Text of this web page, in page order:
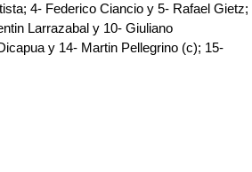
4- Federico Ciancio y 5- Rafael Gietz;
Larrazabal y 10- Giuliano
y 14- Martin Pellegrino (c); 15-